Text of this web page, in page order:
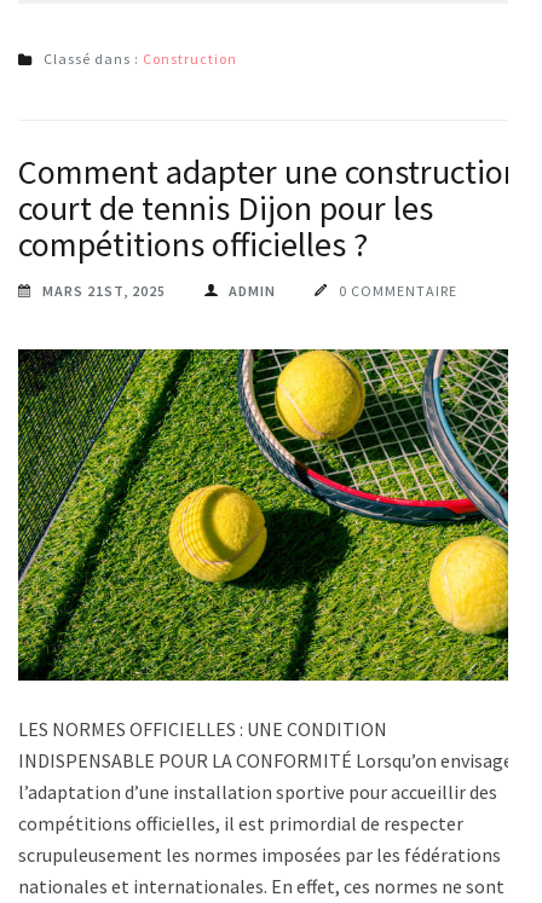
Classé dans : Construction
Comment adapter une construction
court de tennis Dijon pour les
compétitions officielles ?
MARS 21ST, 2025 ADMIN 0 COMMENTAIRE
LES NORMES OFFICIELLES : UNE CONDITION
INDISPENSABLE POUR LA CONFORMITÉ Lorsqu’on envisage
l’adaptation d’une installation sportive pour accueillir des
compétitions officielles, il est primordial de respecter
scrupuleusement les normes imposées par les fédérations
nationales et internationales. En effet, ces normes ne sont